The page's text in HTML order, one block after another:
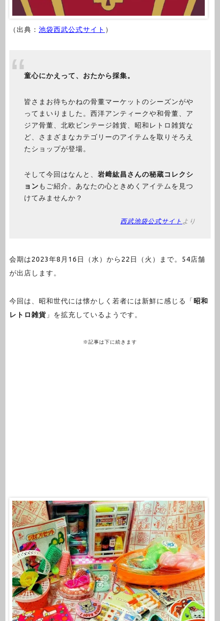
（出典： 池袋西武公式サイト ）
童心にかえって、おたから採集。
皆さまお待ちかねの骨董マーケットのシーズンがや
ってまいりました。西洋アンティークや和骨董、ア
ジア骨董、北欧ビンテージ雑貨、昭和レトロ雑貨な
ど、さまざまなカテゴリーのアイテムを取りそろえ
たショップが登場。
そして今回はなんと、 岩﨑紘昌さんの秘蔵コレクシ
ョンもご紹介。あなたの心ときめくアイテムを見つ
けてみませんか？
西武池袋公式サイト より
会期は2023年8月16日（水）から22日（火）まで。54店舗
が出店します。
今回は、昭和世代には懐かしく若者には新鮮に感じる「 昭和
レトロ雑貨」を拡充しているようです。
※記事は下に続きます